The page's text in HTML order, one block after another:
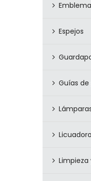
Espejos
Guías